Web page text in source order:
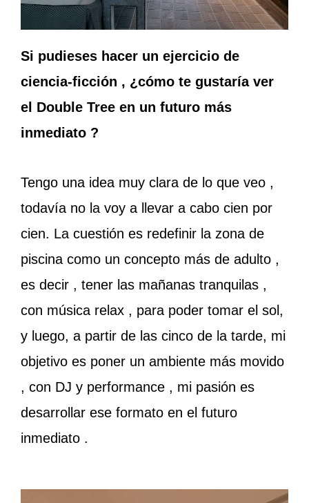
Si pudieses hacer un ejercicio de
ciencia-ficción , ¿cómo te gustaría ver
el Double Tree en un futuro más
inmediato ?
Tengo una idea muy clara de lo que veo ,
todavía no la voy a llevar a cabo cien por
cien. La cuestión es redefinir la zona de
piscina como un concepto más de adulto ,
es decir , tener las mañanas tranquilas ,
con música relax , para poder tomar el sol,
y luego, a partir de las cinco de la tarde, mi
objetivo es poner un ambiente más movido
, con DJ y performance , mi pasión es
desarrollar ese formato en el futuro
inmediato .